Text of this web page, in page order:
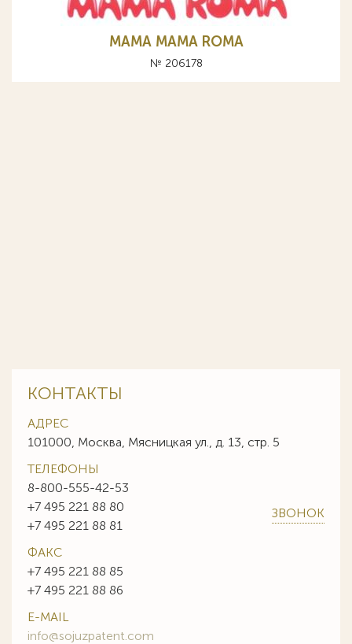
МАМА MAMA ROMA
№ 206178
КОНТАКТЫ
АДРЕС
101000, Москва, Мясницкая ул., д. 13, стр. 5
ТЕЛЕФОНЫ
8-800-555-42-53
+7 495 221 88 80
+7 495 221 88 81
ЗВОНОК
ФАКС
+7 495 221 88 85
+7 495 221 88 86
E-MAIL
info@sojuzpatent.com